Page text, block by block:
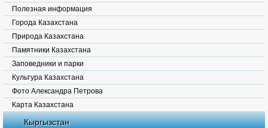
Полезная информация
Города Казахстана
Природа Казахстана
Памятники Казахстана
Заповедники и парки
Культура Казахстана
Фото Александра Петрова
Карта Казахстана
Кыргызстан